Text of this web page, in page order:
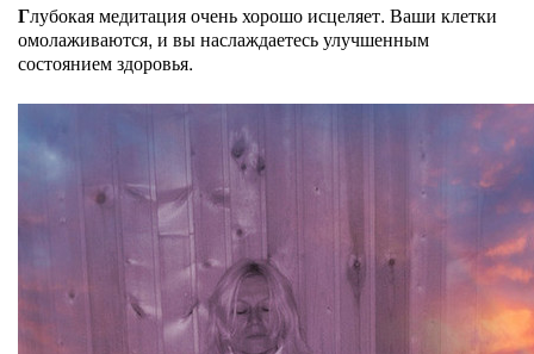
Глубокая медитация очень хорошо исцеляет. Ваши клетки
омолаживаются, и вы наслаждаетесь улучшенным
состоянием здоровья.